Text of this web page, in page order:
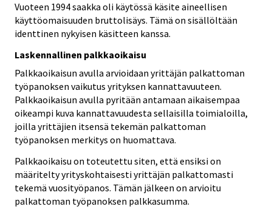
Vuoteen 1994 saakka oli käytössä käsite aineellisen
käyttöomaisuuden bruttolisäys. Tämä on sisällöltään
identtinen nykyisen käsitteen kanssa.
Laskennallinen palkkaoikaisu
Palkkaoikaisun avulla arvioidaan yrittäjän palkattoman
työpanoksen vaikutus yrityksen kannattavuuteen.
Palkkaoikaisun avulla pyritään antamaan aikaisempaa
oikeampi kuva kannattavuudesta sellaisilla toimialoilla,
joilla yrittäjien itsensä tekemän palkattoman
työpanoksen merkitys on huomattava.
Palkkaoikaisu on toteutettu siten, että ensiksi on
määritelty yrityskohtaisesti yrittäjän palkattomasti
tekemä vuosityöpanos. Tämän jälkeen on arvioitu
palkattoman työpanoksen palkkasumma.